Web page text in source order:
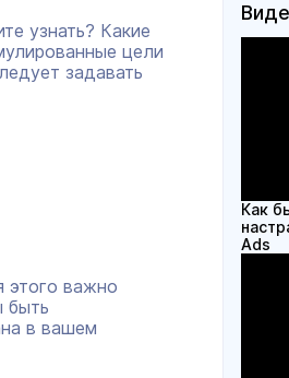
узнать? Какие
цели
задавать
этого важно
быть
в вашем
Как
Ads